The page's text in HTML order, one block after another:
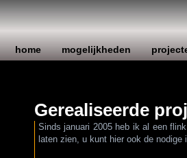
home mogelijkheden
Gerealiseerde
Sinds januari 2005 heb ik al een
laten zien, u kunt hier ook de